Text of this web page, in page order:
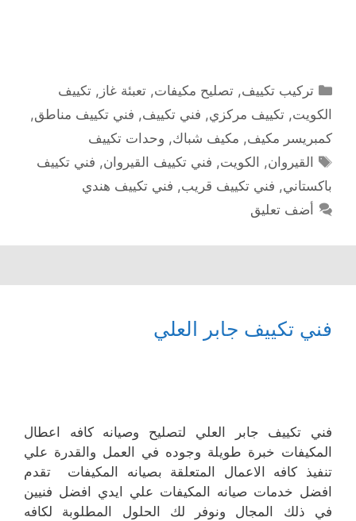
التصنيفات
تركيب تكييف,تصليح مكيفات,تعبئة غاز ,تكييف
الكويت, تكييف مركزي, فني تكييف, فني تكييف مناطق,
كمبريسر مكيف, مكيف شباك, وحدات تكييف
الوسوم
القيروان, الكويت, فني تكييف القيروان, فني تكييف
باكستاني, فني تكييف قريب, فني تكييف هندي
أضف تعليق
فني تكييف جابر العلي
فني تكييف جابر العلي لتصليح وصيانه كافه اعطال
المكيفات خبرة طويلة وجوده في العمل والقدرة علي
تنفيذ كافه الاعمال المتعلقة بصيانه المكيفات تقدم
افضل خدمات صيانه المكيفات علي ايدي افضل فنيين
في ذلك المجال ونوفر لك الحلول المطلوبة لكافه